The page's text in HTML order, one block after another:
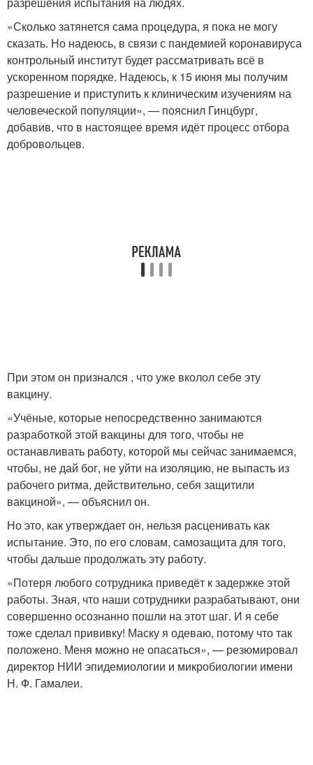
«Сколько затянется сама процедура, я пока не могу
сказать. Но надеюсь, в связи с пандемией коронавируса
контрольный институт будет рассматривать всё в
ускоренном порядке. Надеюсь, к 15 июня мы получим
разрешение и приступить к клиническим изучениям на
человеческой популяции», — пояснил Гинцбург,
добавив, что в настоящее время идёт процесс отбора
добровольцев.
При этом он признался , что уже вколол себе эту
вакцину.
«Учёные, которые непосредственно занимаются
разработкой этой вакцины для того, чтобы не
останавливать работу, которой мы сейчас занимаемся,
чтобы, не дай бог, не уйти на изоляцию, не выпасть из
рабочего ритма, действительно, себя защитили
вакциной», — объяснил он.
Но это, как утверждает он, нельзя расценивать как
испытание. Это, по его словам, самозащита для того,
чтобы дальше продолжать эту работу.
«Потеря любого сотрудника приведёт к задержке этой
работы. Зная, что наши сотрудники разрабатывают, они
совершенно осознанно пошли на этот шаг. И я себе
тоже сделал прививку! Маску я одеваю, потому что так
положено. Меня можно не опасаться», — резюмировал
директор НИИ эпидемиологии и микробиологии имени
Н. Ф. Гамалеи.